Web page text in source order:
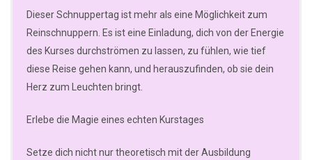
Dieser Schnuppertag ist mehr als eine Möglichkeit zum
Reinschnuppern. Es ist eine Einladung, dich von der Energie
des Kurses durchströmen zu lassen, zu fühlen, wie tief
diese Reise gehen kann, und herauszufinden, ob sie dein
Herz zum Leuchten bringt.
Erlebe die Magie eines echten Kurstages
Setze dich nicht nur theoretisch mit der Ausbildung